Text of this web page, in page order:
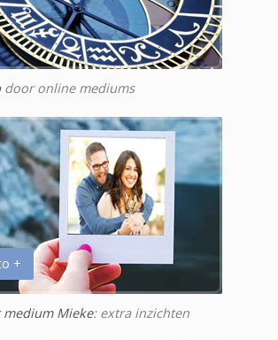
door online mediums
+
Mieke: extra inzichten